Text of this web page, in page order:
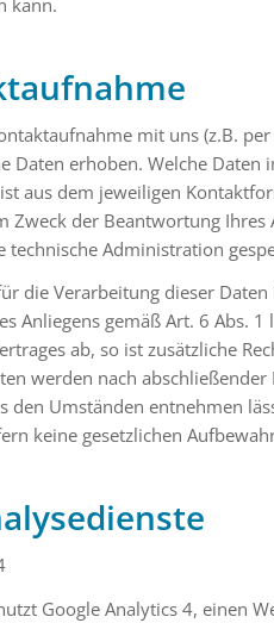
mit uns (z.B.
Daten erhoben. Welche
aus dem jeweiligen
Zweck der Beantwortung
technische Administration
die Verarbeitung dieser
Anliegens gemäß Art. 6 Abs.
ab, so ist zusätzliche
werden nach
den Umständen entnehmen
keine gesetzlichen
Google Analytics 4, einen